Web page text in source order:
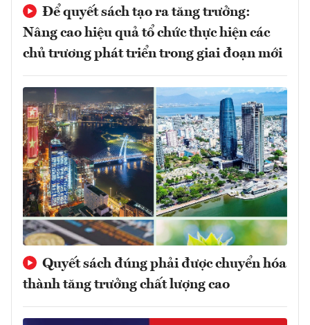
Để quyết sách tạo ra tăng trưởng:
Nâng cao hiệu quả tổ chức thực hiện các
chủ trương phát triển trong giai đoạn mới
Quyết sách đúng phải được chuyển hóa
thành tăng trưởng chất lượng cao